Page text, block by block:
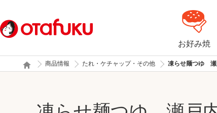
お好み焼
商品情報 たれ・ケチャップ・その他 凍らせ麺つゆ 瀬